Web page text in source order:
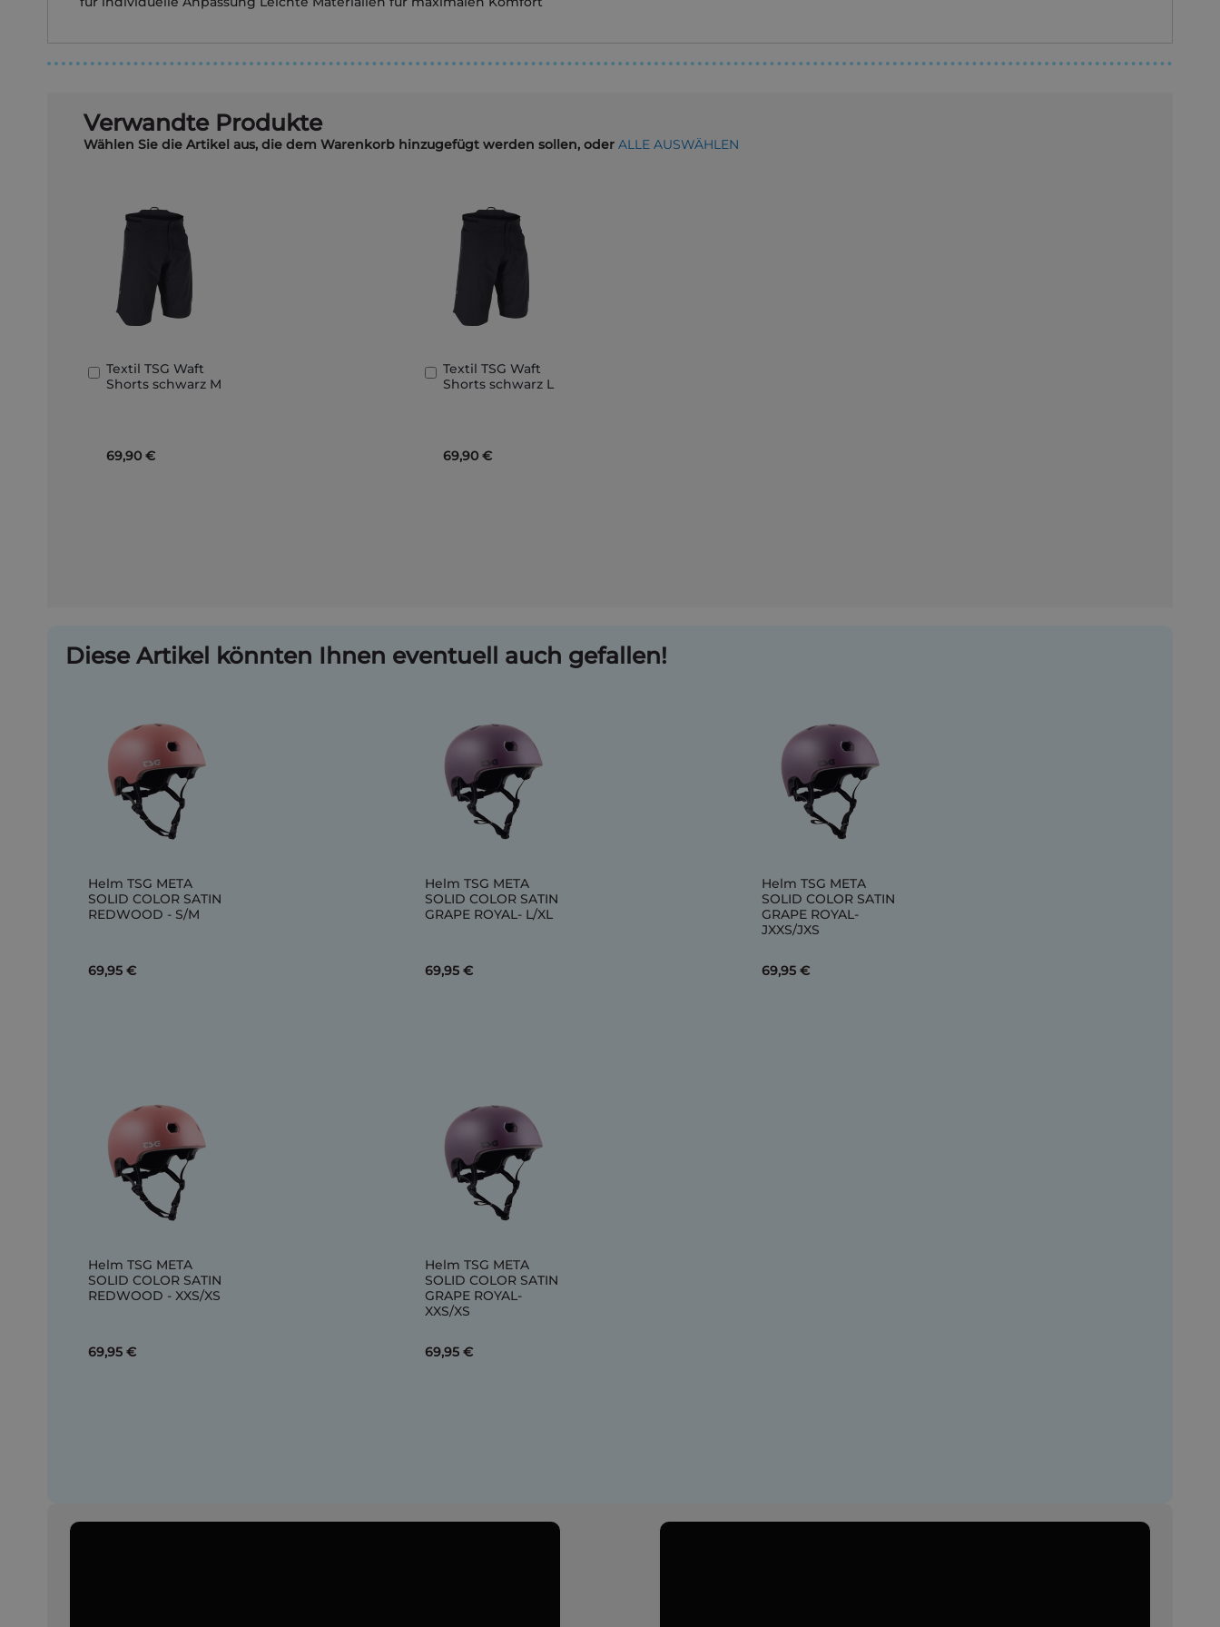
Verwandte Produkte
Wählen Sie die Artikel aus, die dem Warenkorb hinzugefügt werden sollen, oder ALLE AUSWÄHLEN
Textil TSG Waft
Shorts schwarz M
69,90 €
In
den
Textil TSG Waft
Shorts schwarz L
69,90 €
In
den
Diese Artikel könnten Ihnen eventuell auch gefallen!
Helm TSG META
SOLID COLOR SATIN
REDWOOD - S/M
69,95 €
Helm TSG META
SOLID COLOR SATIN
GRAPE ROYAL- L/XL
69,95 €
Helm TSG META
SOLID COLOR SATIN
GRAPE ROYAL-
JXXS/JXS
69,95 €
Helm TSG META
SOLID COLOR SATIN
REDWOOD - XXS/XS
69,95 €
Helm TSG META
SOLID COLOR SATIN
GRAPE ROYAL-
XXS/XS
69,95 €